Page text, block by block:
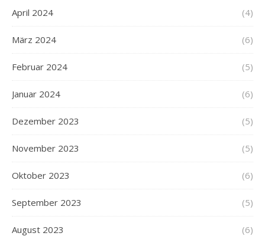
April 2024 (4)
März 2024 (6)
Februar 2024 (5)
Januar 2024 (6)
Dezember 2023 (5)
November 2023 (5)
Oktober 2023 (6)
September 2023 (5)
August 2023 (6)